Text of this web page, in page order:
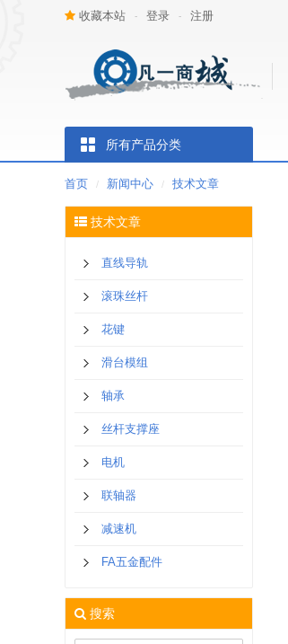
收藏本站 - 登录 - 注册
所有产品分类
首页 / 新闻中心 / 技术文章
技术文章
直线导轨
滚珠丝杆
花键
滑台模组
轴承
丝杆支撑座
电机
联轴器
减速机
FA五金配件
搜索